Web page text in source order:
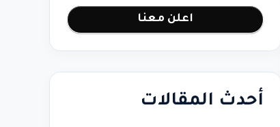
اعلن معنا
أحدث المقالات